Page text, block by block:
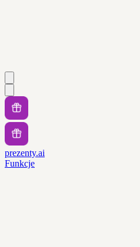
prezenty.ai
Funkcje